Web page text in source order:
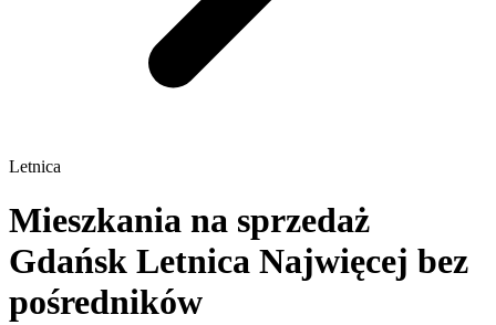
Letnica
Mieszkania na sprzedaż
Gdańsk Letnica Najwięcej bez
pośredników